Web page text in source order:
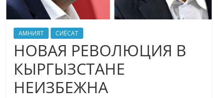
АМНИЯТ СИЁСАТ
НОВАЯ РЕВОЛЮЦИЯ В
КЫРГЫЗСТАНЕ
НЕИЗБЕЖНА